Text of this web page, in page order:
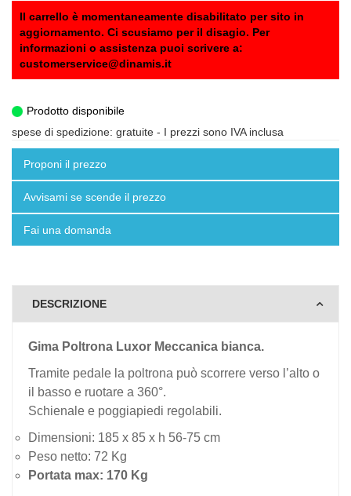
Il carrello è momentaneamente disabilitato per sito in
aggiornamento. Ci scusiamo per il disagio. Per
informazioni o assistenza puoi scrivere a:
customerservice@dinamis.it
Prodotto disponibile
spese di spedizione: gratuite - I prezzi sono IVA inclusa
Proponi il prezzo
Avvisami se scende il prezzo
Fai una domanda
DESCRIZIONE
Gima Poltrona Luxor Meccanica bianca.
Tramite pedale la poltrona può scorrere verso l’alto o
il basso e ruotare a 360°.
Schienale e poggiapiedi regolabili.
Dimensioni: 185 x 85 x h 56-75 cm
Peso netto: 72 Kg
Portata max: 170 Kg